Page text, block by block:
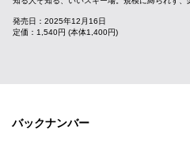
発売日：2025年12月16日
定価：1,540円 (本体1,400円)
バックナンバー